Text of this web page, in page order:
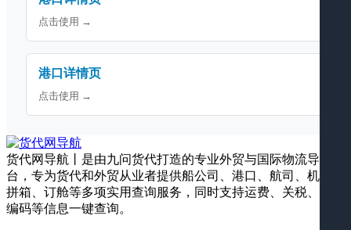
点击使用 →
港口详情页
点击使用 →
货代网导航丨是由九问货代打造的专业外贸与国际物流导航平
台，专为货代和外贸从业者提供船公司、港口、航司、机场、
拼箱、订舱等多项实用查询服务，同时支持运费、关税、海关
编码等信息一键查询。